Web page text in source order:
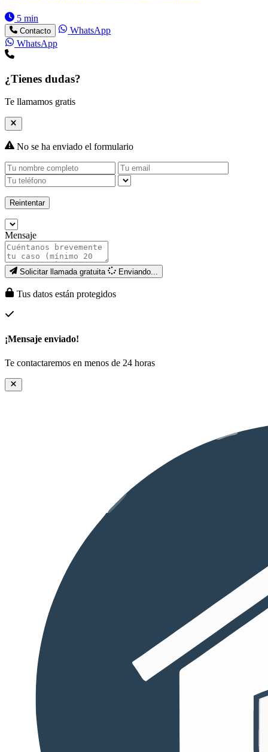
5 min
Contacto
WhatsApp
WhatsApp
¿Tienes dudas?
Te llamamos gratis
No se ha enviado el formulario
Reintentar
Mensaje
Solicitar llamada gratuita Enviando...
Tus datos están protegidos
¡Mensaje enviado!
Te contactaremos en menos de 24 horas